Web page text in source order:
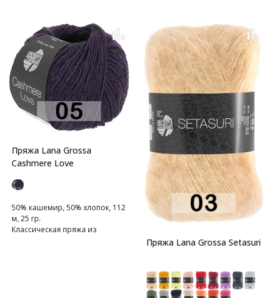
Пряжа Lana Grossa
Cashmere Love
50% кашемир, 50% хлопок, 112
м, 25 гр.
Классическая пряжа из
Пряжа Lana Grossa Setasuri